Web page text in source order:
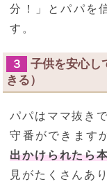
分！」とパパを
す。
３
子供を安心し
きる）
パパはママ抜き
守番ができます
出かけられたら
見がたくさんあ